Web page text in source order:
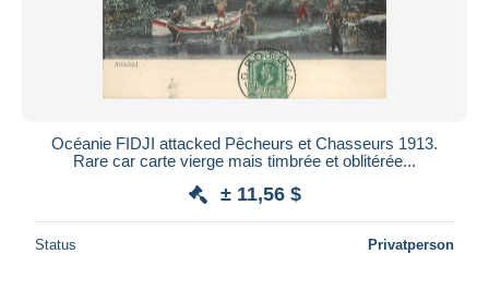
Océanie FIDJI attacked Pêcheurs et Chasseurs 1913.
Rare car carte vierge mais timbrée et oblitérée...
± 11,56 $
Status Privatperson